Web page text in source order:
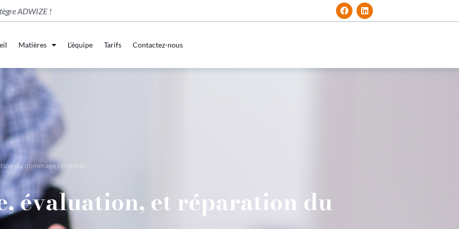
ADWIZE !
Matières L’équipe Tarifs Contactez-nous
du dommage corporel
évaluation, et réparation du